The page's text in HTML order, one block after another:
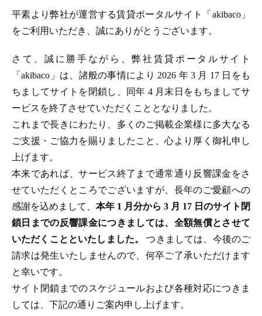
平素より弊社が運営する賃貸ポータルサイト「akibaco」
をご利用いただき、誠にありがとうございます。
さて、誠に勝手ながら、弊社賃貸ポータルサイト
「akibaco」は、諸般の事情により 2026 年 3 月 17 日をも
ちましてサイトを閉鎖し、同年 4 月末日をもちましてサ
ービスを終了させていただくこととなりました。
これまで長きにわたり、多くのご掲載企業様に多大なる
ご支援・ご協力を賜りましたこと、心より厚く御礼申し
上げます。
本来であれば、サービス終了まで通常通り反響課金をさ
せていただくところでございますが、長年のご愛顧への
感謝を込めまして、 本年 1 月分から 3 月 17 日のサイト閉
鎖日までの反響課金につきましては、全額無償とさせて
いただくことといたしました。つきましては、今後のご
請求は発生いたしませんので、何卒ご了承いただけます
と幸いです。
サイト閉鎖までのスケジュールおよび各種対応につきま
しては、下記の通りご案内申し上げます。